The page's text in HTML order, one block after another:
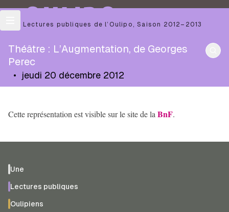
OULIPO
Les Lectures publiques de l’Oulipo ,Saison 2012–2013
Théâtre : L’Augmentation, de Georges
Perec
• jeudi 20 décembre 2012
Cette représentation est visible sur le site de la BnF.
Une
Lectures publiques
Oulipiens